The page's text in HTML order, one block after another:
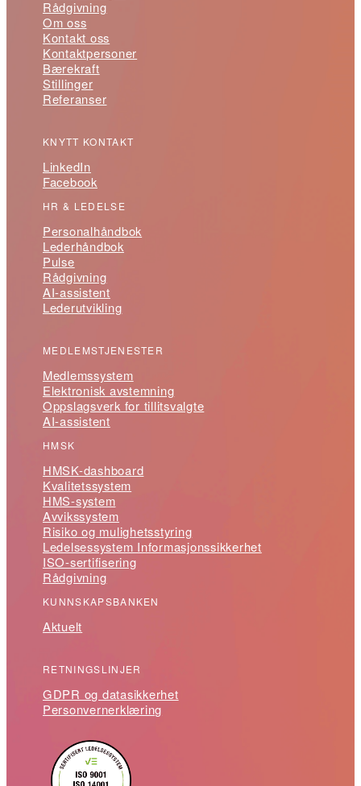
Rådgivning
Om oss
Kontakt oss
Kontaktpersoner
Bærekraft
Stillinger
Referanser
KNYTT KONTAKT
LinkedIn
Facebook
HR & LEDELSE
Personalhåndbok
Lederhåndbok
Pulse
Rådgivning
AI-assistent
Lederutvikling
MEDLEMSTJENESTER
Medlemssystem
Elektronisk avstemning
Oppslagsverk for tillitsvalgte
AI-assistent
HMSK
HMSK-dashboard
Kvalitetssystem
HMS-system
Avvikssystem
Risiko og mulighetsstyring
Ledelsessystem Informasjonssikkerhet
ISO-sertifisering
Rådgivning
KUNNSKAPSBANKEN
Aktuelt
RETNINGSLINJER
GDPR og datasikkerhet
Personvernerklæring